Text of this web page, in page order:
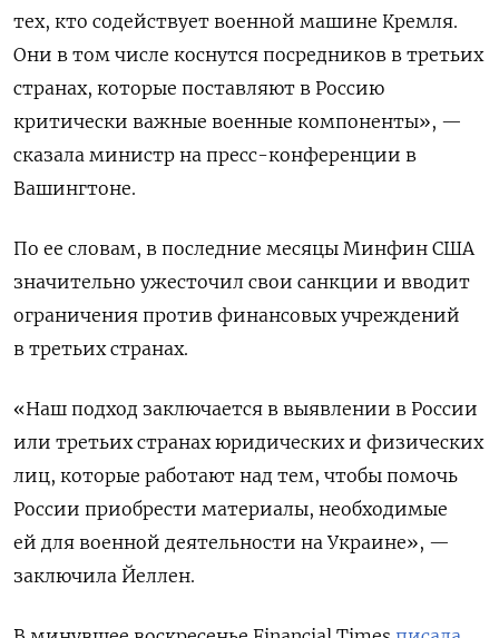
тех, кто содействует военной машине Кремля.
Они в том числе коснутся посредников в третьих
странах, которые поставляют в Россию
критически важные военные компоненты», —
сказала министр на пресс-конференции в
Вашингтоне.
По ее словам, в последние месяцы Минфин США
значительно ужесточил свои санкции и вводит
ограничения против финансовых учреждений
в третьих странах.
«Наш подход заключается в выявлении в России
или третьих странах юридических и физических
лиц, которые работают над тем, чтобы помочь
России приобрести материалы, необходимые
ей для военной деятельности на Украине», —
заключила Йеллен.